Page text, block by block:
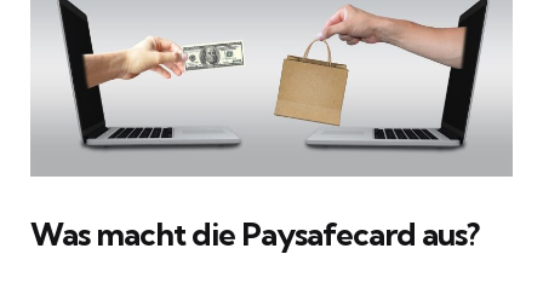
Was macht die Paysafecard aus?